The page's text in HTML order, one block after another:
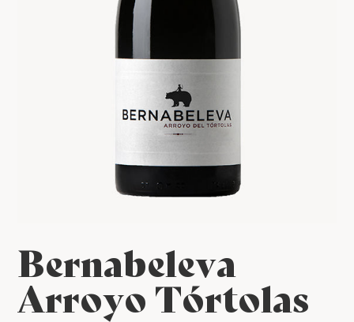
Bernabeleva
Arroyo Tórtolas